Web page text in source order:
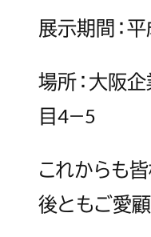
展示期間：
場所：大阪
目4－5
これからも
後ともご愛